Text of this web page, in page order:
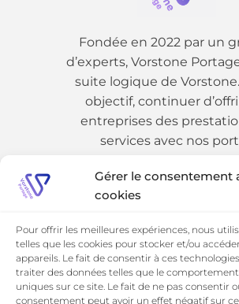
Gérer le consentement
cookies
Pour offrir les meilleures expériences, nous
telles que les cookies pour stocker et/ou
appareils. Le fait de consentir à ces
traiter des données telles que le
uniques sur ce site. Le fait de ne pas consentir
consentement peut avoir un effet négatif sur
Fondée en 2022 par un
d’experts, Vorstone
suite logique de
objectif, continuer
entreprises des
services avec nos